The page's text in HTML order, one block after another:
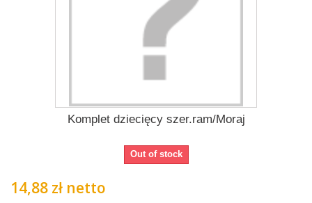
Komplet dziecięcy szer.ram/Moraj
Out of stock
14,88 zł netto